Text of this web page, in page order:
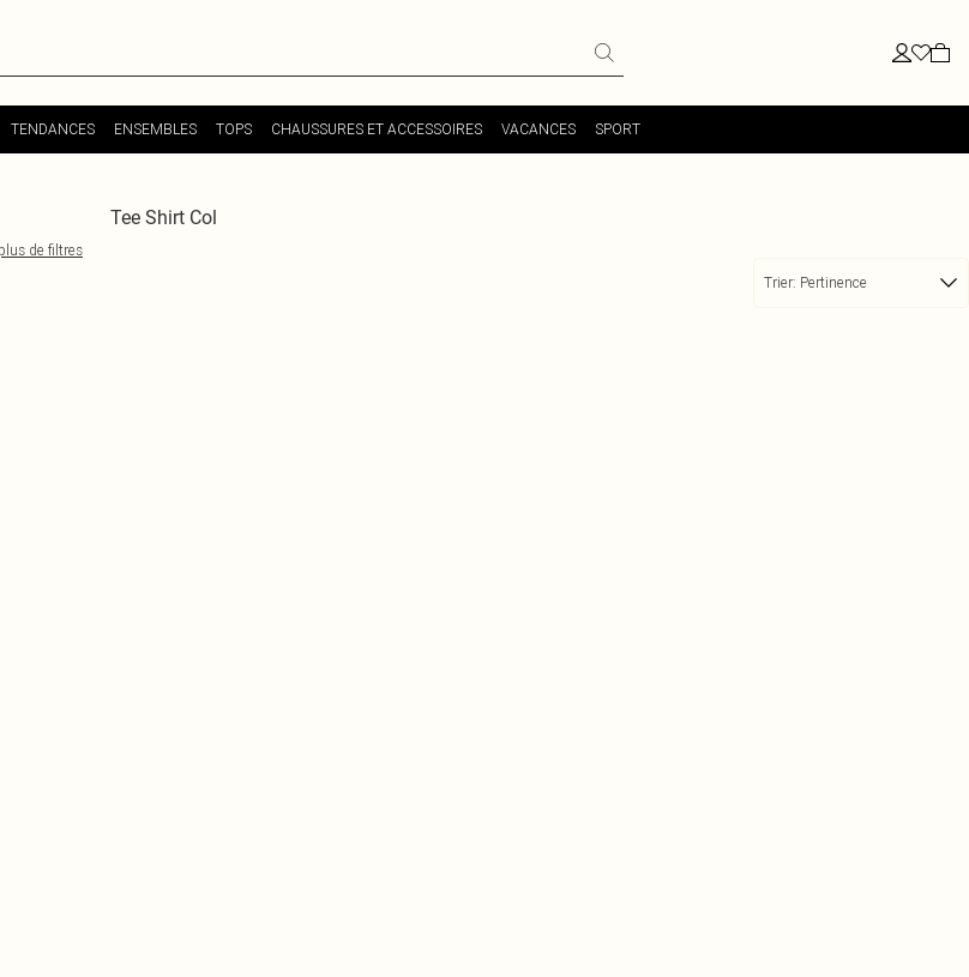
TENDANCES ENSEMBLES TOPS CHAUSSURES ET ACCESSOIRES VACANCES SPORT
Tee Shirt Col
de filtres
Trier: Pertinence